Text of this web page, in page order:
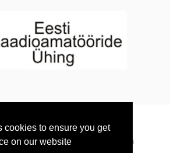
cookies to ensure you get
on our websiteЭстонии. Все права